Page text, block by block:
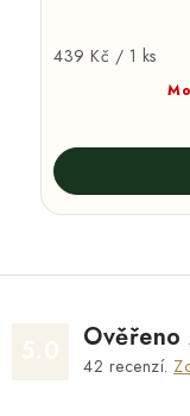
Měrná
439 Kč / 1 ks
Ověřeno
42 recenzí.